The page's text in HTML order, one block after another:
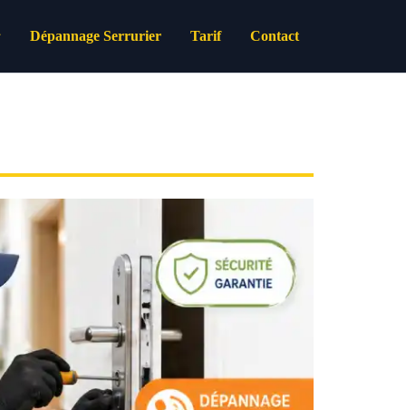
Dépannage Serrurier Tarif Contact